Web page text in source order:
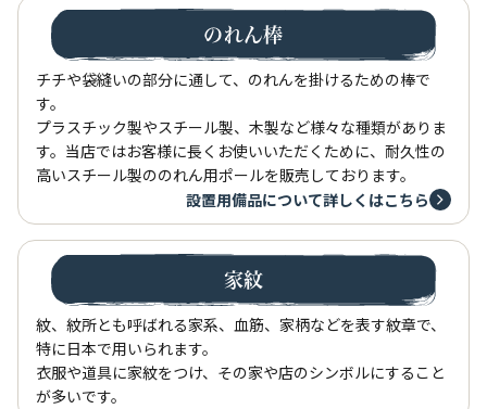
のれん棒
チチや袋縫いの部分に通して、のれんを掛けるための棒で
す。
プラスチック製やスチール製、木製など様々な種類がありま
す。当店ではお客様に長くお使いいただくために、耐久性の
高いスチール製ののれん用ポールを販売しております。
設置用備品について詳しくはこちら
家紋
紋、紋所とも呼ばれる家系、血筋、家柄などを表す紋章で、
特に日本で用いられます。
衣服や道具に家紋をつけ、その家や店のシンボルにすること
が多いです。